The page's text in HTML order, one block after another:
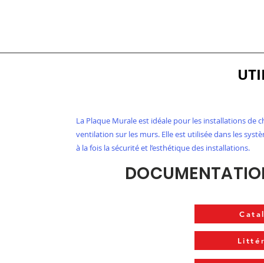
La Plaque Murale est idéale pour les installations de
ventilation sur les murs. Elle est utilisée dans les
à la fois la sécurité et l’esthétique des installations.